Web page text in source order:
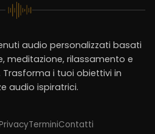
audio personalizzati basati
meditazione, rilassamento e
i tuoi obiettivi in
audio ispiratrici.
TerminiContatti